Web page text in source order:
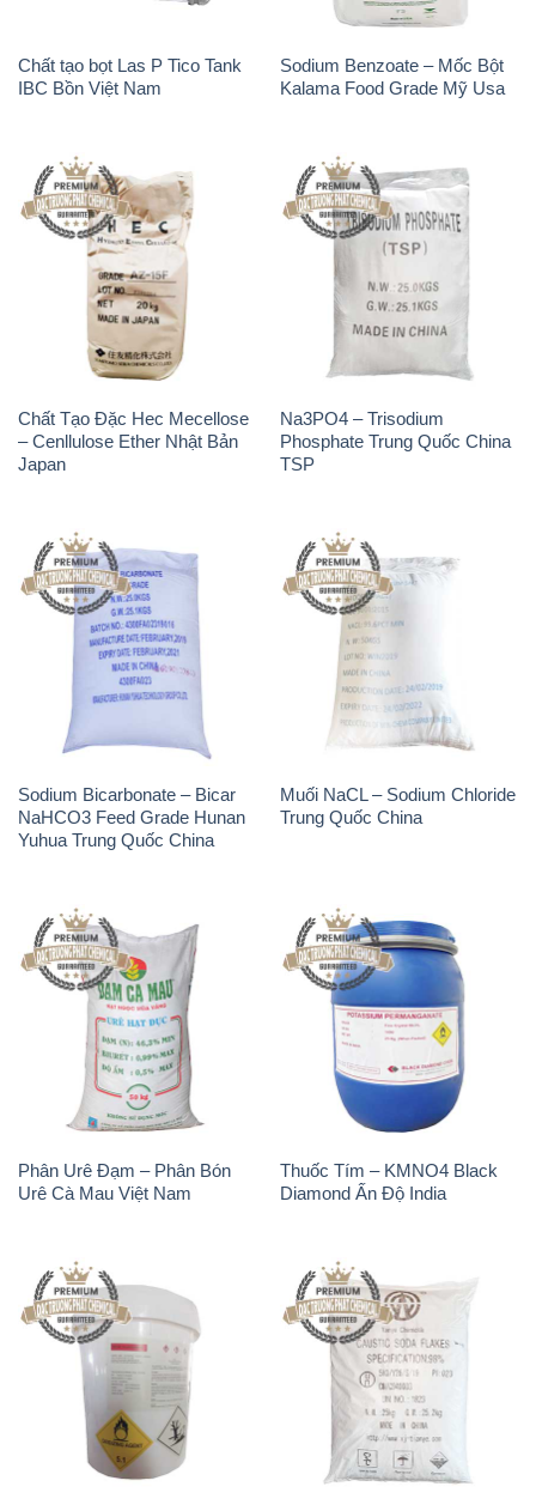
Chất tạo bọt Las P Tico Tank
IBC Bồn Việt Nam
Sodium Benzoate – Mốc Bột
Kalama Food Grade Mỹ Usa
Chất Tạo Đặc Hec Mecellose
– Cenllulose Ether Nhật Bản
Japan
Na3PO4 – Trisodium
Phosphate Trung Quốc China
TSP
Sodium Bicarbonate – Bicar
NaHCO3 Feed Grade Hunan
Yuhua Trung Quốc China
Muối NaCL – Sodium Chloride
Trung Quốc China
Phân Urê Đạm – Phân Bón
Urê Cà Mau Việt Nam
Thuốc Tím – KMNO4 Black
Diamond Ấn Độ India